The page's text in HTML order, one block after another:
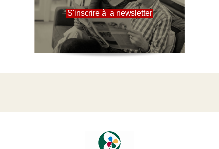
S'inscrire à la newsletter